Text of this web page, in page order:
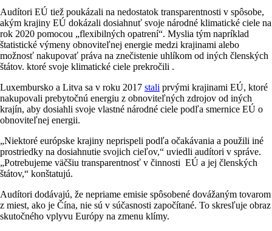
Audítori EÚ tiež poukázali na nedostatok transparentnosti v spôsobe,
akým krajiny EÚ dokázali dosiahnuť svoje národné klimatické ciele na
rok 2020 pomocou „flexibilných opatrení“. Myslia tým napríklad
štatistické výmeny obnoviteľnej energie medzi krajinami alebo
možnosť nakupovať práva na znečistenie uhlíkom od iných členských
štátov. ktoré svoje klimatické ciele prekročili .
Luxembursko a Litva sa v roku 2017 stali prvými krajinami EÚ, ktoré
nakupovali prebytočnú energiu z obnoviteľných zdrojov od iných
krajín, aby dosiahli svoje vlastné národné ciele podľa smernice EÚ o
obnoviteľnej energii.
„Niektoré európske krajiny neprispeli podľa očakávania a použili iné
prostriedky na dosiahnutie svojich cieľov,“ uviedli audítori v správe.
„Potrebujeme väčšiu transparentnosť v činnosti EÚ a jej členských
štátov,“ konštatujú.
Audítori dodávajú, že nepriame emisie spôsobené dovážaným tovarom
z miest, ako je Čína, nie sú v súčasnosti započítané. To skresľuje obraz
skutočného vplyvu Európy na zmenu klímy.